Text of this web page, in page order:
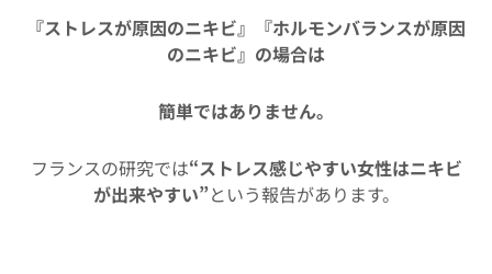
『ストレスが原因のニキビ』『ホルモンバランスが原因
のニキビ』の場合は
簡単ではありません。
フランスの研究では“ストレス感じやすい女性はニキビ
が出来やすい”という報告があります。